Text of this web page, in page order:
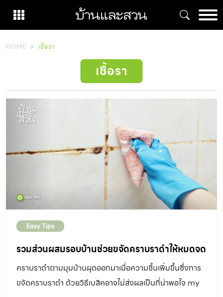
content
HOME เชื้อรา
เชื้อรา
Easy Tips
รวมส่วนผสมรอบบ้านช่วยขจัดคราบราดำให้หมดจด
คราบราดำตามมุมบ้านผุดออกมาเมื่อความชื้นเพิ่มขึ้นซึ่งการ
ขจัดคราบราดำ ด้วยวิธีเบสิคอาจไม่ส่งผลเป็นที่น่าพอใจ my